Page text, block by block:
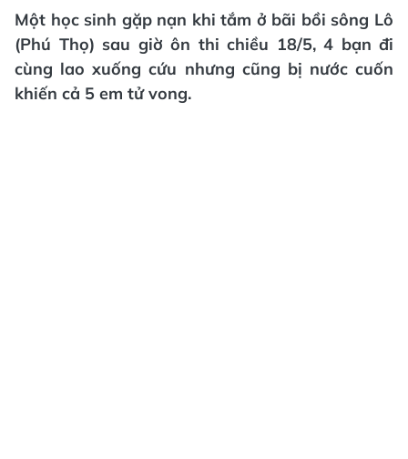
Một học sinh gặp nạn khi tắm ở bãi bồi sông Lô
(Phú Thọ) sau giờ ôn thi chiều 18/5, 4 bạn đi
cùng lao xuống cứu nhưng cũng bị nước cuốn
khiến cả 5 em tử vong.